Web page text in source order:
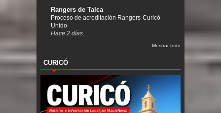
Rangers de Talca
Proceso de acreditación Rangers-Curicó
Unido
Hace 2 días.
Mostrar todo
CURICÓ